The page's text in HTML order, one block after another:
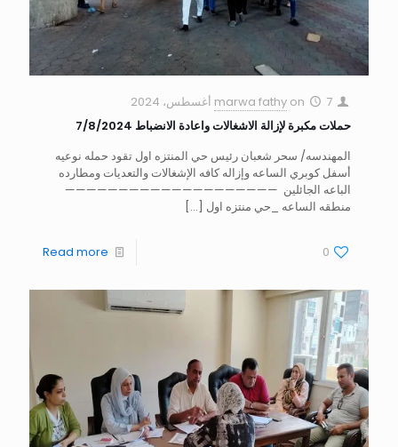
marwa fathy on
7 أغسطس، 2024
حملات مكبرة لإزالة الاشغالات واعادة الانضباط 7/8/2024
المهندسه/ سحر شعبان رئيس حي المنتزه اول تقود حمله نوعيه
أسفل كوبري الساعه وإزاله كافه الإشغالات والتعديات ومطارده
الباعه الجائلين ————————————————————
منطقه الساعه _حي منتزه اول […]
0
Read more